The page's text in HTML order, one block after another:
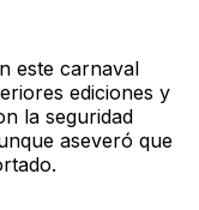
este carnaval
ediciones y
la seguridad
aseveró que